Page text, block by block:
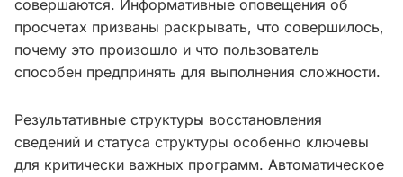
совершаются. Информативные оповещения об
просчетах призваны раскрывать, что совершилось,
почему это произошло и что пользователь
способен предпринять для выполнения сложности.
Результативные структуры восстановления
сведений и статуса структуры особенно ключевы
для критически важных программ. Автоматическое